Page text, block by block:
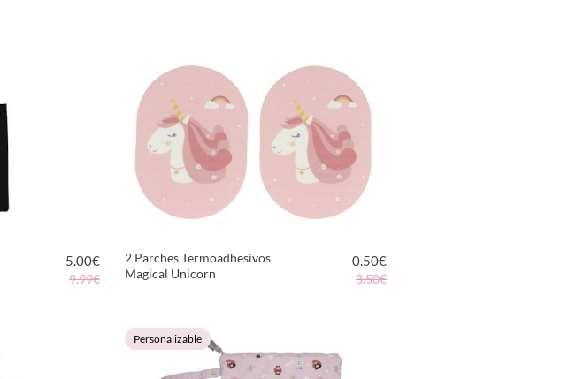
5.00€
9.99€
2 Parches Termoadhesivos
Magical Unicorn
0.50€
3.50€
Personalizable